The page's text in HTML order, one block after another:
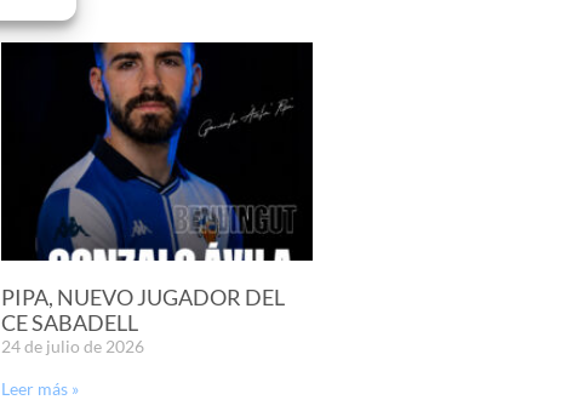
PIPA, NUEVO JUGADOR DEL
CE SABADELL
24 de julio de 2026
Leer más »